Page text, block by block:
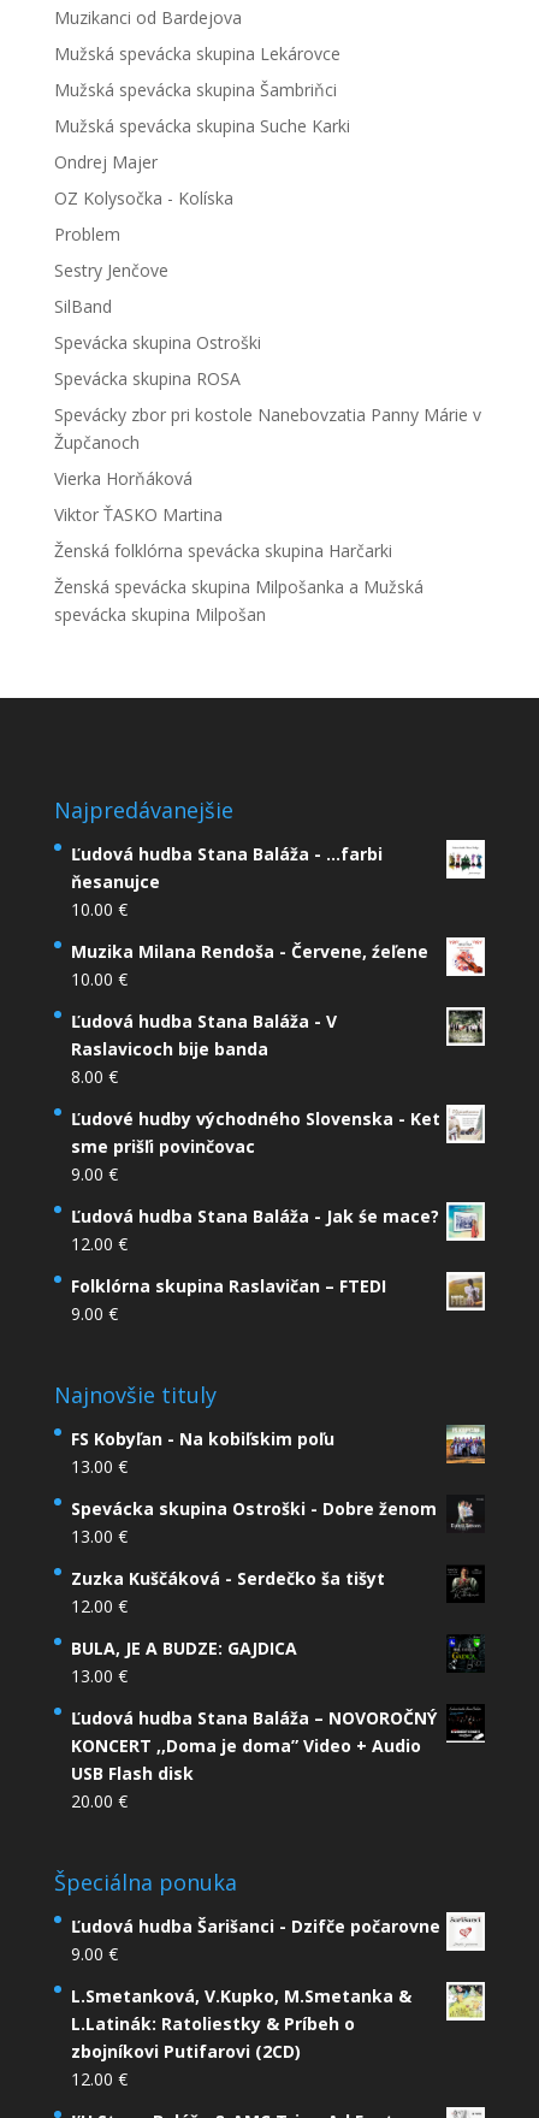
Muzikanci od Bardejova
Mužská spevácka skupina Lekárovce
Mužská spevácka skupina Šambriňci
Mužská spevácka skupina Suche Karki
Ondrej Majer
OZ Kolysočka - Kolíska
Problem
Sestry Jenčove
SilBand
Spevácka skupina Ostroški
Spevácka skupina ROSA
Spevácky zbor pri kostole Nanebovzatia Panny Márie v
Župčanoch
Vierka Horňáková
Viktor ŤASKO Martina
Ženská folklórna spevácka skupina Harčarki
Ženská spevácka skupina Milpošanka a Mužská
spevácka skupina Milpošan
Najpredávanejšie
Ľudová hudba Stana Baláža - ...farbi
ňesanujce
10.00 €
Muzika Milana Rendoša - Červene, źeľene
10.00 €
Ľudová hudba Stana Baláža - V
Raslavicoch bije banda
8.00 €
Ľudové hudby východného Slovenska - Ket
sme prišľi povinčovac
9.00 €
Ľudová hudba Stana Baláža - Jak śe mace?
12.00 €
Folklórna skupina Raslavičan – FTEDI
9.00 €
Najnovšie tituly
FS Kobyľan - Na kobiľskim poľu
13.00 €
Spevácka skupina Ostroški - Dobre ženom
13.00 €
Zuzka Kuščáková - Serdečko ša tišyt
12.00 €
BULA, JE A BUDZE: GAJDICA
13.00 €
Ľudová hudba Stana Baláža – NOVOROČNÝ
KONCERT ,,Doma je doma” Video + Audio
USB Flash disk
20.00 €
Špeciálna ponuka
Ľudová hudba Šarišanci - Dzifče počarovne
9.00 €
L.Smetanková, V.Kupko, M.Smetanka &
L.Latinák: Ratoliestky & Príbeh o
zbojníkovi Putifarovi (2CD)
12.00 €